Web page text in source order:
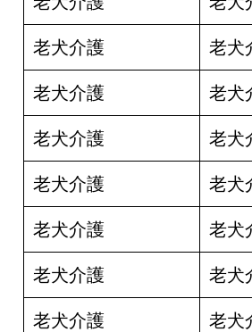
老犬介護 老犬
老犬介護 老犬
老犬介護 老犬
老犬介護 老犬
老犬介護 老犬
老犬介護 老犬
老犬介護 老犬